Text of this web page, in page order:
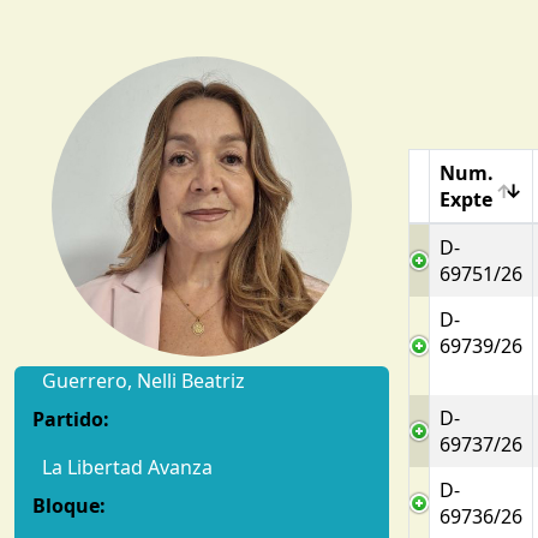
Guerrero, Nelli Beatriz
Partido:
La Libertad Avanza
Bloque:
Num.
Expte
D-
69751/26
D-
69739/26
D-
69737/26
D-
69736/26